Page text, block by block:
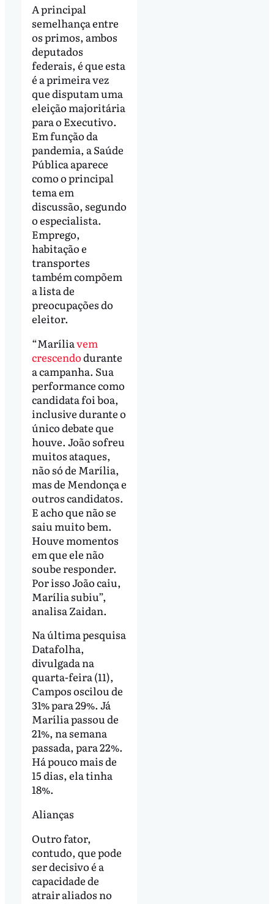
A principal
semelhança entre
os primos, ambos
deputados
federais, é que esta
é a primeira vez
que disputam uma
eleição majoritária
para o Executivo.
Em função da
pandemia, a Saúde
Pública aparece
como o principal
tema em
discussão, segundo
o especialista.
Emprego,
habitação e
transportes
também compõem
a lista de
preocupações do
eleitor.
“Maríliavem
crescendodurante
a campanha. Sua
performance como
candidata foi boa,
inclusive durante o
único debate que
houve. João sofreu
muitos ataques,
não só de Marília,
mas de Mendonça e
outros candidatos.
E acho que não se
saiu muito bem.
Houve momentos
em que ele não
soube responder.
Por isso João caiu,
Marília subiu”,
analisa Zaidan.
Na última pesquisa
Datafolha,
divulgada na
quarta-feira (11),
Campos oscilou de
31% para 29%. Já
Marília passou de
21%, na semana
passada, para 22%.
Há pouco mais de
15 dias, ela tinha
18%.
Alianças
Outro fator,
contudo, que pode
ser decisivo é a
capacidade de
atrair aliados no